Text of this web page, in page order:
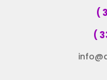
(
(